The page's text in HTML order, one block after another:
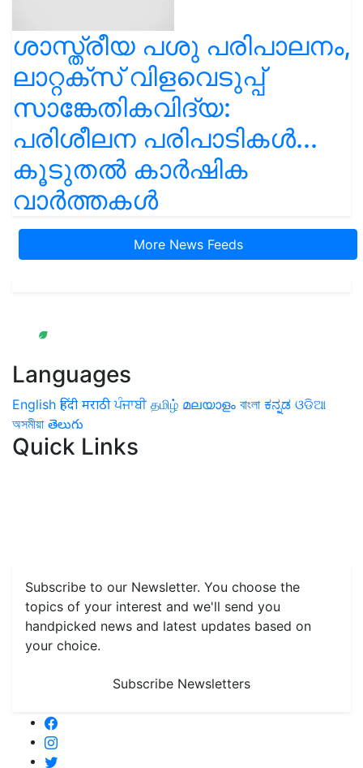
ശാസ്ത്രീയ പശു പരിപാലനം,
ലാറ്റക്സ് വിളവെടുപ്പ്
സാങ്കേതികവിദ്യ:
പരിശീലന പരിപാടികൾ...
കൂടുതൽ കാർഷിക
വാർത്തകൾ
More News Feeds
Languages
English हिंदी मराठी ਪੰਜਾਬੀ தமிழ் മലയാളം বাংলা ಕನ್ನಡ ଓଡିଆ
অসমীয়া తెలుగు
Quick Links
Subscribe to our Newsletter. You choose the
topics of your interest and we'll send you
handpicked news and latest updates based on
your choice.
Subscribe Newsletters